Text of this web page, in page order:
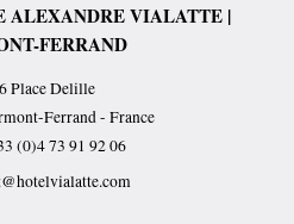
ALEXANDRE VIALATTE |
FERRAND
Place Delille
Ferrand- France
(0)4 73 91 92 06